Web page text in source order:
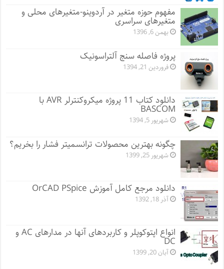
مفهوم حوزه متغیر در آردوینو-متغیرهای محلی و
متغیرهای سراسری
بهمن 6, 1396
پروژه فاصله سنج آلتراسونیک
فروردین 21, 1394
دانلود کتاب 11 پروژه میکروکنترلر AVR با
BASCOM
شهریور 5, 1394
چگونه بهترین محصولات ترانسمیتر فشار را بخریم؟
شهریور 25, 1399
دانلود مرجع کامل آموزش OrCAD PSpice
آذر 18, 1392
انواع اپتوکوپلر و کاربردهای آنها در مدارهای AC و
DC
آبان 20, 1399